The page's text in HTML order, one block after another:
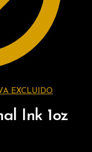
EXCLUIDO
Ink 1oz